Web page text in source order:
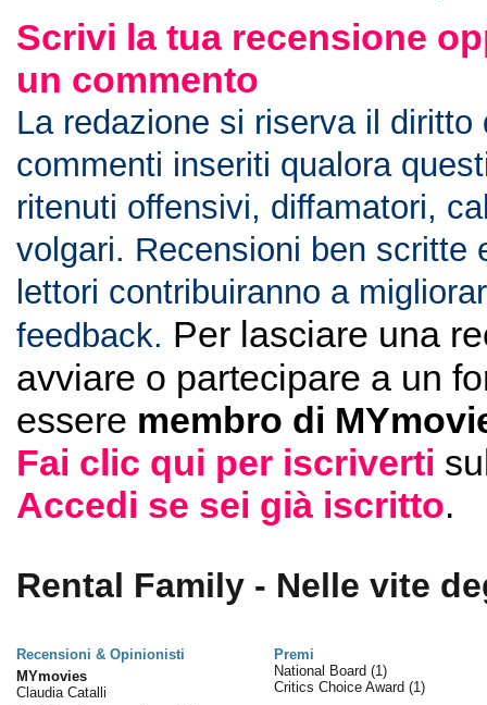
Scrivi la tua recensione
un commento
La redazione si riserva il diritto
commenti inseriti qualora
ritenuti offensivi, diffamatori,
volgari. Recensioni ben scritte
lettori contribuiranno a
feedback. Per lasciare una
avviare o partecipare a un
essere membro di
Fai clic qui per iscriverti
Accedi se sei già iscritto.
Rental Family - Nelle vite
Recensioni & Opinionisti
Premi
MYmovies
Claudia Catalli
National Board (1)
Critics Choice Award (1)